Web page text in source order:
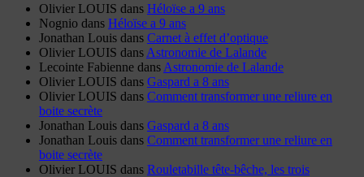
Olivier LOUIS dans Héloïse a 9 ans
Nognio dans Héloïse a 9 ans
Jonathan Louis dans Carnet à effet d’optique
Olivier LOUIS dans Astronomie de Lalande
Lecointe Fabienne dans Astronomie de Lalande
Olivier LOUIS dans Gaspard a 8 ans
Olivier LOUIS dans Comment transformer une reliure en
boite secrète
Jonathan Louis dans Gaspard a 8 ans
Jonathan Louis dans Comment transformer une reliure en
boite secrète
Olivier LOUIS dans Rouletabille tête-bêche, les trois